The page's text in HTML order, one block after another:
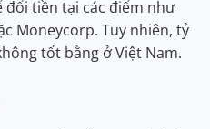
đổi tiền tại các điểm như
Moneycorp. Tuy nhiên, tỷ
tốt bằng ở Việt Nam.